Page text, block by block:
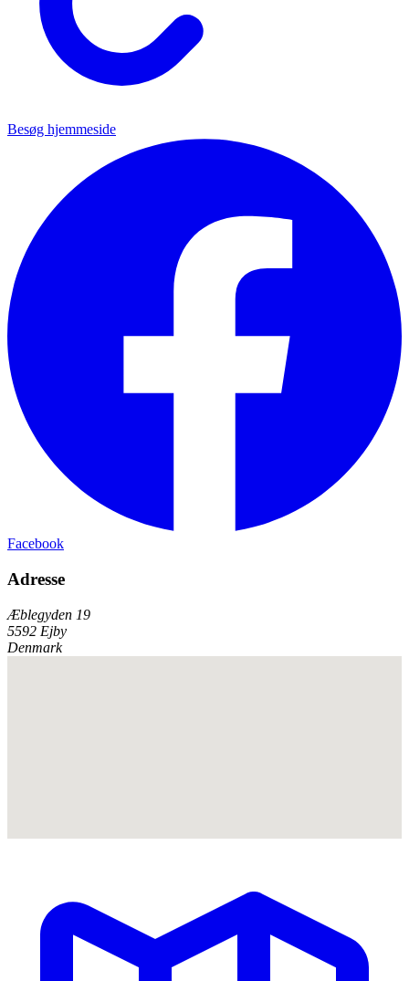
Besøg hjemmeside
Facebook
Adresse
Æblegyden 19
5592 Ejby
Denmark